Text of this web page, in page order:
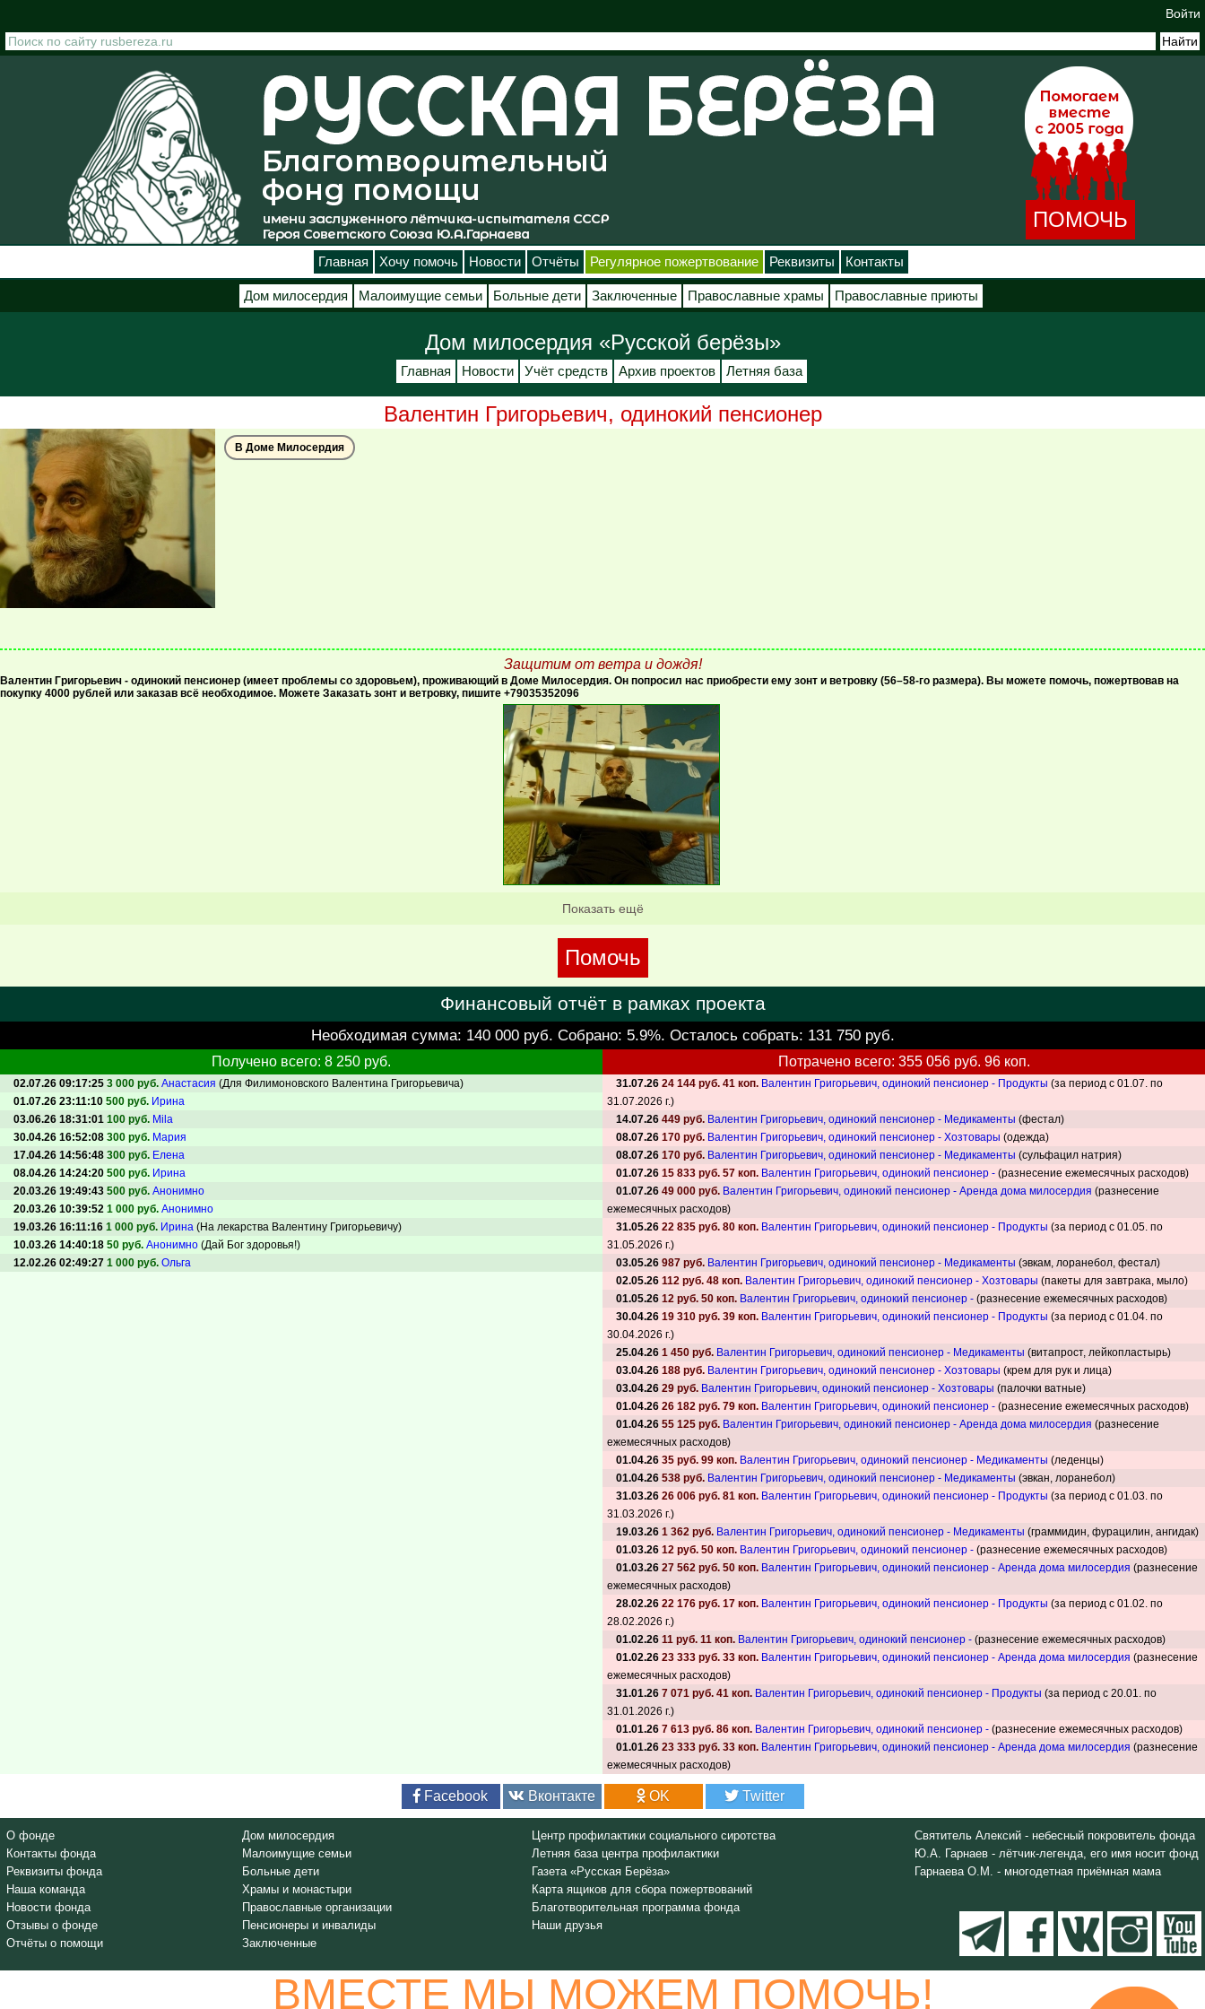
Войти
ПОМОЧЬ
Главная Хочу помочь Новости Отчёты Регулярное пожертвование Реквизиты Контакты
Дом милосердия Малоимущие семьи Больные дети Заключенные Православные храмы Православные приюты
Дом милосердия «Русской берёзы»
Главная Новости Учёт средств Архив проектов Летняя база
Валентин Григорьевич, одинокий пенсионер
В Доме Милосердия
Защитим от ветра и дождя!
Валентин Григорьевич - одинокий пенсионер (имеет проблемы со здоровьем), проживающий в Доме Милосердия. Он попросил нас приобрести ему зонт и ветровку (56–58-го размера). Вы можете помочь, пожертвовав на
покупку 4000 рублей или заказав всё необходимое. Можете Заказать зонт и ветровку, пишите +79035352096
Показать ещё
Помочь
Финансовый отчёт в рамках проекта
Необходимая сумма: 140 000 руб. Собрано: 5.9%. Осталось собрать: 131 750 руб.
Получено всего: 8 250 руб. Потрачено всего: 355 056 руб. 96 коп.
02.07.26 09:17:25 3 000 руб. Анастасия (Для Филимоновского Валентина Григорьевича)
01.07.26 23:11:10 500 руб. Ирина
03.06.26 18:31:01 100 руб. Mila
30.04.26 16:52:08 300 руб. Мария
17.04.26 14:56:48 300 руб. Елена
08.04.26 14:24:20 500 руб. Ирина
20.03.26 19:49:43 500 руб. Анонимно
20.03.26 10:39:52 1 000 руб. Анонимно
19.03.26 16:11:16 1 000 руб. Ирина (На лекарства Валентину Григорьевичу)
10.03.26 14:40:18 50 руб. Анонимно (Дай Бог здоровья!)
12.02.26 02:49:27 1 000 руб. Ольга
31.07.26 24 144 руб. 41 коп. Валентин Григорьевич, одинокий пенсионер - Продукты (за период с 01.07. по
31.07.2026 г.)
14.07.26 449 руб. Валентин Григорьевич, одинокий пенсионер - Медикаменты (фестал)
08.07.26 170 руб. Валентин Григорьевич, одинокий пенсионер - Хозтовары (одежда)
08.07.26 170 руб. Валентин Григорьевич, одинокий пенсионер - Медикаменты (сульфацил натрия)
01.07.26 15 833 руб. 57 коп. Валентин Григорьевич, одинокий пенсионер - (разнесение ежемесячных расходов)
01.07.26 49 000 руб. Валентин Григорьевич, одинокий пенсионер - Аренда дома милосердия (разнесение
ежемесячных расходов)
31.05.26 22 835 руб. 80 коп. Валентин Григорьевич, одинокий пенсионер - Продукты (за период с 01.05. по
31.05.2026 г.)
03.05.26 987 руб. Валентин Григорьевич, одинокий пенсионер - Медикаменты (эвкам, лоранебол, фестал)
02.05.26 112 руб. 48 коп. Валентин Григорьевич, одинокий пенсионер - Хозтовары (пакеты для завтрака, мыло)
01.05.26 12 руб. 50 коп. Валентин Григорьевич, одинокий пенсионер - (разнесение ежемесячных расходов)
30.04.26 19 310 руб. 39 коп. Валентин Григорьевич, одинокий пенсионер - Продукты (за период с 01.04. по
30.04.2026 г.)
25.04.26 1 450 руб. Валентин Григорьевич, одинокий пенсионер - Медикаменты (витапрост, лейкопластырь)
03.04.26 188 руб. Валентин Григорьевич, одинокий пенсионер - Хозтовары (крем для рук и лица)
03.04.26 29 руб. Валентин Григорьевич, одинокий пенсионер - Хозтовары (палочки ватные)
01.04.26 26 182 руб. 79 коп. Валентин Григорьевич, одинокий пенсионер - (разнесение ежемесячных расходов)
01.04.26 55 125 руб. Валентин Григорьевич, одинокий пенсионер - Аренда дома милосердия (разнесение
ежемесячных расходов)
01.04.26 35 руб. 99 коп. Валентин Григорьевич, одинокий пенсионер - Медикаменты (леденцы)
01.04.26 538 руб. Валентин Григорьевич, одинокий пенсионер - Медикаменты (эвкан, лоранебол)
31.03.26 26 006 руб. 81 коп. Валентин Григорьевич, одинокий пенсионер - Продукты (за период с 01.03. по
31.03.2026 г.)
19.03.26 1 362 руб. Валентин Григорьевич, одинокий пенсионер - Медикаменты (граммидин, фурацилин, ангидак)
01.03.26 12 руб. 50 коп. Валентин Григорьевич, одинокий пенсионер - (разнесение ежемесячных расходов)
01.03.26 27 562 руб. 50 коп. Валентин Григорьевич, одинокий пенсионер - Аренда дома милосердия (разнесение
ежемесячных расходов)
28.02.26 22 176 руб. 17 коп. Валентин Григорьевич, одинокий пенсионер - Продукты (за период с 01.02. по
28.02.2026 г.)
01.02.26 11 руб. 11 коп. Валентин Григорьевич, одинокий пенсионер - (разнесение ежемесячных расходов)
01.02.26 23 333 руб. 33 коп. Валентин Григорьевич, одинокий пенсионер - Аренда дома милосердия (разнесение
ежемесячных расходов)
31.01.26 7 071 руб. 41 коп. Валентин Григорьевич, одинокий пенсионер - Продукты (за период с 20.01. по
31.01.2026 г.)
01.01.26 7 613 руб. 86 коп. Валентин Григорьевич, одинокий пенсионер - (разнесение ежемесячных расходов)
01.01.26 23 333 руб. 33 коп. Валентин Григорьевич, одинокий пенсионер - Аренда дома милосердия (разнесение
ежемесячных расходов)
Facebook Вконтакте OK Twitter
О фонде
Контакты фонда
Реквизиты фонда
Наша команда
Новости фонда
Отзывы о фонде
Отчёты о помощи
Дом милосердия
Малоимущие семьи
Больные дети
Храмы и монастыри
Православные организации
Пенсионеры и инвалиды
Заключенные
Центр профилактики социального сиротства
Летняя база центра профилактики
Газета «Русская Берёза»
Карта ящиков для сбора пожертвований
Благотворительная программа фонда
Наши друзья
Святитель Алексий - небесный покровитель фонда
Ю.А. Гарнаев - лётчик-легенда, его имя носит фонд
Гарнаева О.М. - многодетная приёмная мама
ВМЕСТЕ МЫ МОЖЕМ ПОМОЧЬ!